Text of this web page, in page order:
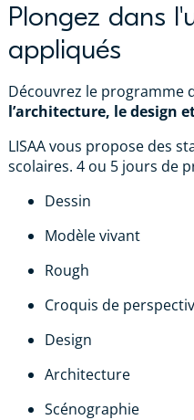
Plongez dans
appliqués
Découvrez le programme
l’architecture, le design
LISAA vous propose des
scolaires. 4 ou 5 jours de
Dessin
Modèle vivant
Rough
Croquis de
Design
Architecture
Scénographie